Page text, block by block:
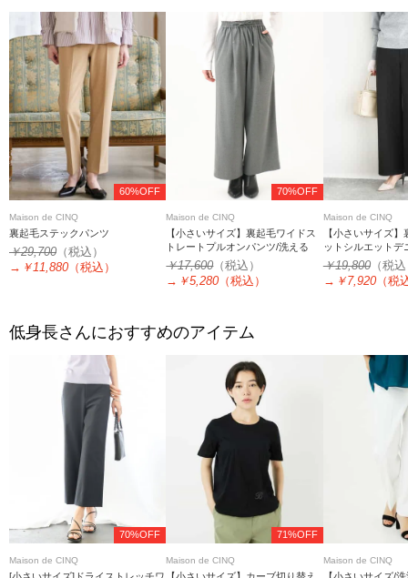
60%OFF
Maison de CINQ
裏起毛ステックパンツ
￥29,700 （税込）
→ ￥11,880 （税込）
70%OFF
Maison de CINQ
【小さいサイズ】裏起毛ワイドス
トレートプルオンパンツ/洗える
￥17,600（税込）
→ ￥5,280 （税込）
Maison de CINQ
【小さいサイズ
ットシルエットデ
ツ/洗濯機で洗える
￥19,800（税
→ ￥7,920（税
低身長さんにおすすめのアイテム
70%OFF
Maison de CINQ
71%OFF
Maison de CINQ Maison de CINQ